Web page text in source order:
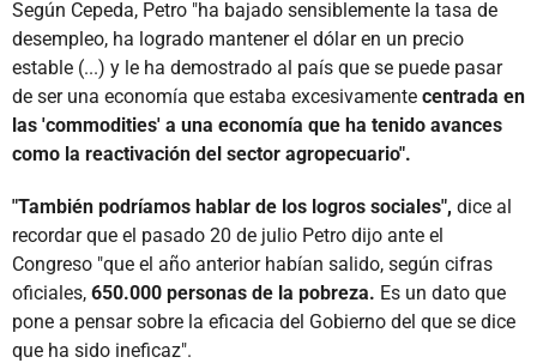
Según Cepeda, Petro "ha bajado sensiblemente la tasa de
desempleo, ha logrado mantener el dólar en un precio
estable (...) y le ha demostrado al país que se puede pasar
de ser una economía que estaba excesivamente centrada en
las 'commodities' a una economía que ha tenido avances
como la reactivación del sector agropecuario".
"También podríamos hablar de los logros sociales", dice al
recordar que el pasado 20 de julio Petro dijo ante el
Congreso "que el año anterior habían salido, según cifras
oficiales, 650.000 personas de la pobreza. Es un dato que
pone a pensar sobre la eficacia del Gobierno del que se dice
que ha sido ineficaz".